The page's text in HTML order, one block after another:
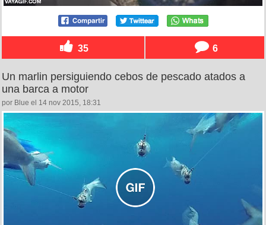
35 6
Un marlin persiguiendo cebos de pescado atados a
una barca a motor
por Blue el 14 nov 2015, 18:31